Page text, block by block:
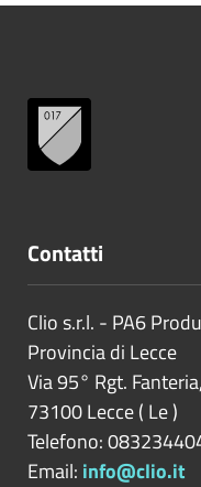
Contatti
Clio s.r.l. - PA6
Provincia di Lecce
Via 95° Rgt.
73100Lecce( Le)
Telefono:
Email: info@clio.it